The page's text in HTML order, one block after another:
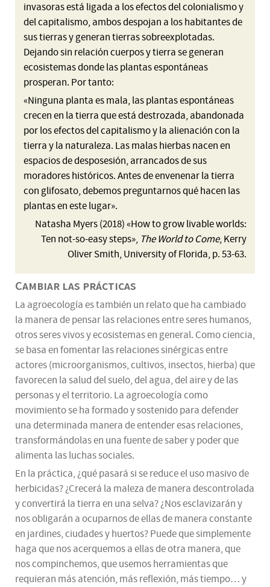
invasoras está ligada a los efectos del colonialismo y
del capitalismo, ambos despojan a los habitantes de
sus tierras y generan tierras sobreexplotadas.
Dejando sin relación cuerpos y tierra se generan
ecosistemas donde las plantas espontáneas
prosperan. Por tanto:
«Ninguna planta es mala, las plantas espontáneas
crecen en la tierra que está destrozada, abandonada
por los efectos del capitalismo y la alienación con la
tierra y la naturaleza. Las malas hierbas nacen en
espacios de desposesión, arrancados de sus
moradores históricos. Antes de envenenar la tierra
con glifosato, debemos preguntarnos qué hacen las
plantas en este lugar».
Natasha Myers (2018) «How to grow livable worlds:
Ten not-so-easy steps», The World to Come, Kerry
Oliver Smith, University of Florida, p. 53-63.
Cambiar las prácticas
La agroecología es también un relato que ha cambiado
la manera de pensar las relaciones entre seres humanos,
otros seres vivos y ecosistemas en general. Como ciencia,
se basa en fomentar las relaciones sinérgicas entre
actores (microorganismos, cultivos, insectos, hierba) que
favorecen la salud del suelo, del agua, del aire y de las
personas y el territorio. La agroecología como
movimiento se ha formado y sostenido para defender
una determinada manera de entender esas relaciones,
transformándolas en una fuente de saber y poder que
alimenta las luchas sociales.
En la práctica, ¿qué pasará si se reduce el uso masivo de
herbicidas? ¿Crecerá la maleza de manera descontrolada
y convertirá la tierra en una selva? ¿Nos esclavizarán y
nos obligarán a ocuparnos de ellas de manera constante
en jardines, ciudades y huertos? Puede que simplemente
haga que nos acerquemos a ellas de otra manera, que
nos compinchemos, que usemos herramientas que
requieran más atención, más reflexión, más tiempo… y